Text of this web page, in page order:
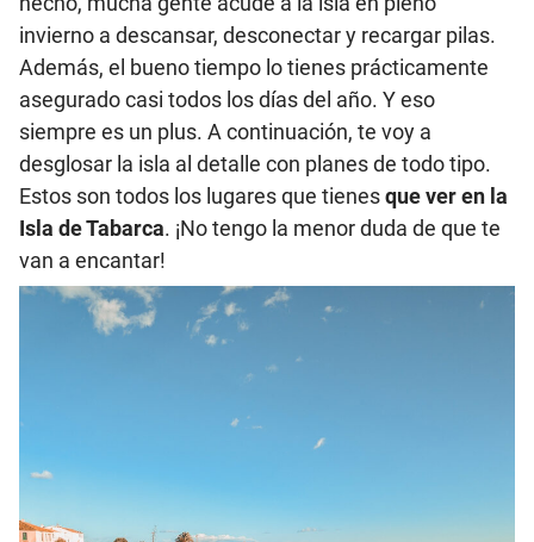
invierno a descansar, desconectar y recargar pilas.
Además, el bueno tiempo lo tienes prácticamente
asegurado casi todos los días del año. Y eso
siempre es un plus. A continuación, te voy a
desglosar la isla al detalle con planes de todo tipo.
Estos son todos los lugares que tienesque ver en la
Isla de Tabarca. ¡No tengo la menor duda de que te
van a encantar!